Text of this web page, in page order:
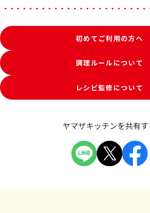
初めてご利用の方へ
調理ルールについて
レシピ監修について
ヤマザキッチンを共有す